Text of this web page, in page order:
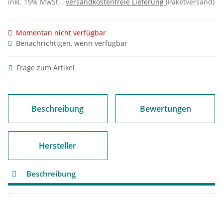
Momentan nicht verfügbar
Benachrichtigen, wenn verfügbar
Frage zum Artikel
Beschreibung Bewertungen
Hersteller
Beschreibung